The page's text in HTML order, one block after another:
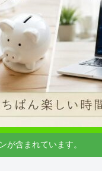
が含まれています。